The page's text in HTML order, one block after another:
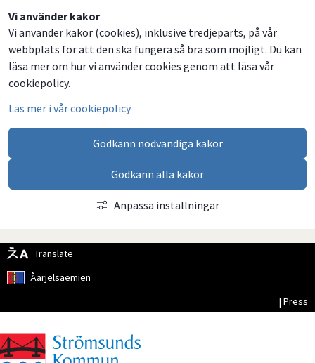
Vi använder kakor
Vi använder kakor (cookies), inklusive tredjeparts, på vår
webbplats för att den ska fungera så bra som möjligt. Du kan
läsa mer om hur vi använder cookies genom att läsa vår
cookiepolicy.
Läs mer i vår cookiepolicy
Godkänn nödvändiga kakor
Godkänn alla kakor
Anpassa inställningar
Translate
Åarjelsaemien
| Press
Dela
på
Facebook
Dela
på
Twitter
Dela
på
LinkedIn
Dela
via
email